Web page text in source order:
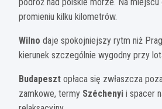
promieniu kilku kilometrów.
Wilno daje spokojniejszy rytm niż
kierunek szczególnie wygodny przy
Budapeszt opłaca się zwłaszcza
zamkowe, termy Széchenyi i spacer